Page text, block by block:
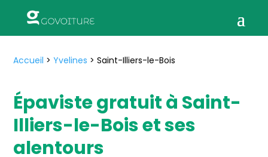
Accueil >Yvelines >Saint-Illiers-le-Bois
Épaviste gratuit à Saint-
Illiers-le-Bois et ses
alentours